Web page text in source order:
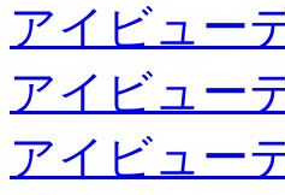
アイビュー
アイビュー
アイビュー